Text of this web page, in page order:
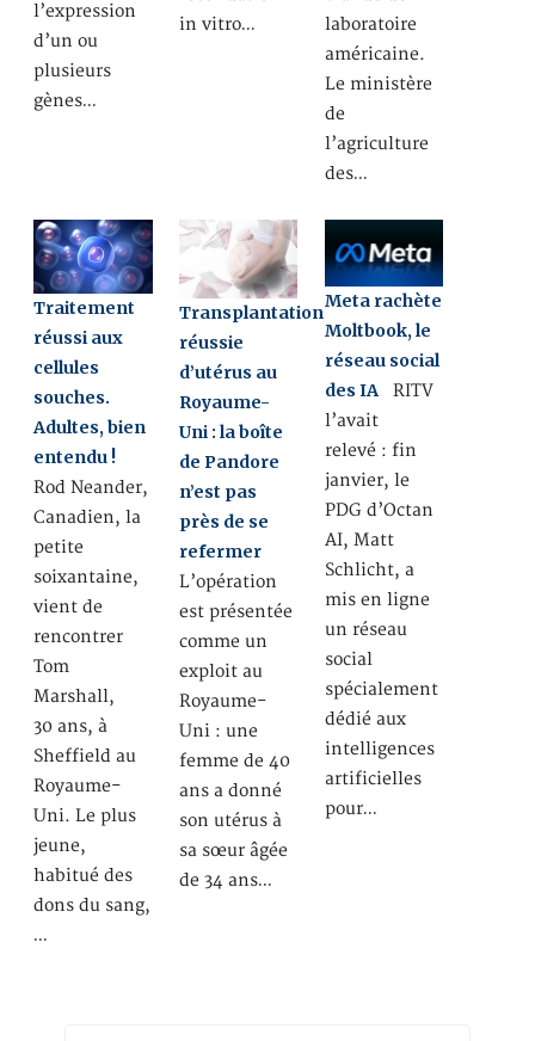
l’expression
d’un ou
plusieurs
gènes…
in vitro…
laboratoire
américaine.
Le ministère
de
l’agriculture
des…
Traitement
réussi aux
cellules
souches.
Adultes, bien
entendu !
Rod Neander,
Canadien, la
petite
soixantaine,
vient de
rencontrer
Tom
Marshall,
30 ans, à
Sheffield au
Royaume-
Uni. Le plus
jeune,
habitué des
dons du sang,
…
Transplantation
réussie
d’utérus au
Royaume-
Uni : la boîte
de Pandore
n’est pas
près de se
refermer
L’opération
est présentée
comme un
exploit au
Royaume-
Uni : une
femme de 40
ans a donné
son utérus à
sa sœur âgée
de 34 ans…
Meta rachète
Moltbook, le
réseau social
des IA RITV
l’avait
relevé : fin
janvier, le
PDG d’Octan
AI, Matt
Schlicht, a
mis en ligne
un réseau
social
spécialement
dédié aux
intelligences
artificielles
pour…